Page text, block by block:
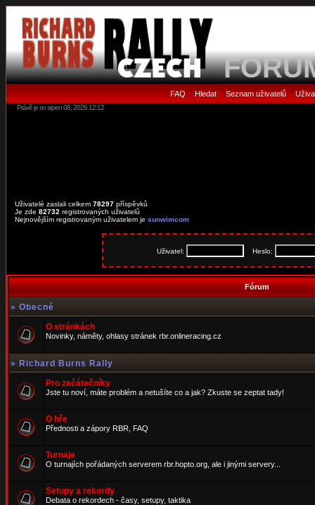
FAQ • Hledat• Seznam uživatelů•
Právě je so srpen 08, 2026 12:12
Uživatelé zaslali celkem 78297 příspěvků
Je zde 82732 registrovaných uživatelů
Nejnovějším registrovaným uživatelem je sunwimcom
Uživatel: Heslo:
Fórum
» Obecné
O stránkách
Novinky, náměty, ohlasy stránek rbr.onlineracing.cz
» Richard Burns Rally
Pro začátečníky
Jste tu noví, máte problém a netušíte co a jak? Zkuste se zeptat tady!
O hře
Přednosti a zápory RBR, FAQ
Turnaje
O turnajích pořádaných serverem rbr.hopto.org, ale i jinými servery...
Setupy a rekordy
Debata o rekordech - časy, setupy, taktika